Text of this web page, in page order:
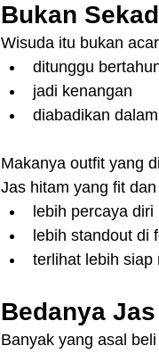
Bukan
Wisuda itu bukan
ditunggu
jadi kenangan
diabadikan
Makanya outfit yang
Jas hitam yang fit
lebih percaya diri
lebih standout di
terlihat lebih siap
Bedanya
Banyak yang asal